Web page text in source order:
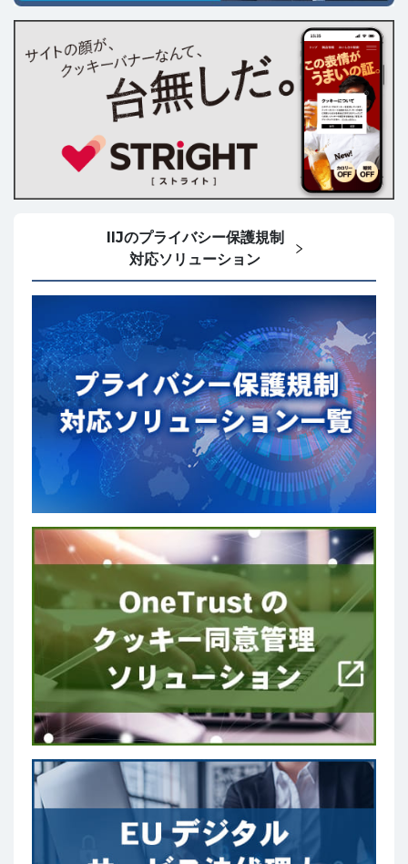
IIJのプライバシー保護規制
対応ソリューション